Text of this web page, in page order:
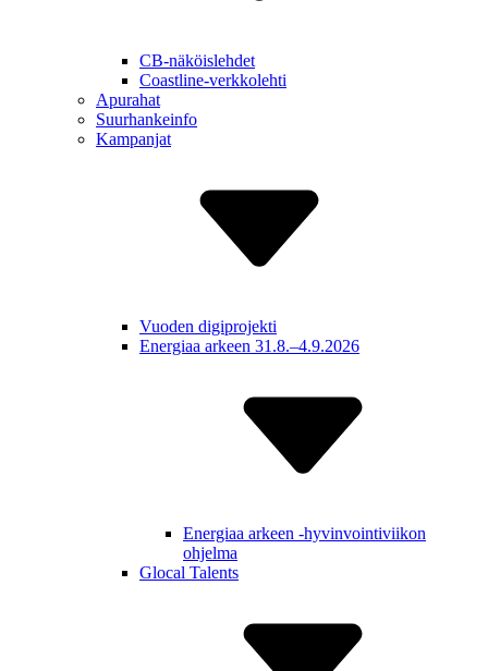
CB-näköislehdet
Coastline-verkkolehti
Apurahat
Suurhankeinfo
Kampanjat
Vuoden digiprojekti
Energiaa arkeen 31.8.–4.9.2026
Energiaa arkeen -hyvinvointiviikon
ohjelma
Glocal Talents